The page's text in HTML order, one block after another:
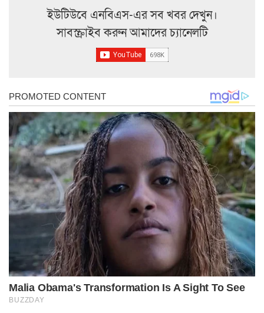
ইউটিউবে এনবিএস-এর সব খবর দেখুন।
সাবস্ক্রাইব করুন আমাদের চ্যানেলটি